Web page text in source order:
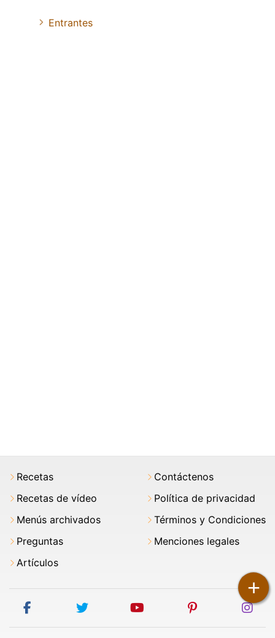
+
Entrantes
Recetas
Recetas de vídeo
Menús archivados
Preguntas
Artículos
Contáctenos
Política de privacidad
Términos y Condiciones
Menciones legales
facebook twitter youtube pinterest